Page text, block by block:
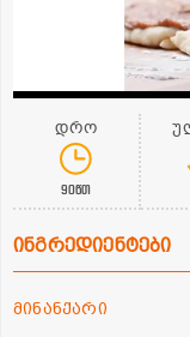
დრო
90წთ
ინგრედიენტები
მინანქარი